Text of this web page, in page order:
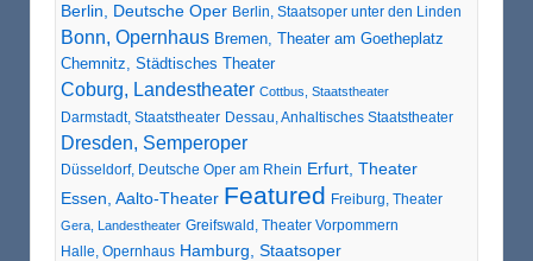
Berlin, Deutsche Oper Berlin, Staatsoper unter den Linden
Bonn, Opernhaus Bremen, Theater am Goetheplatz
Chemnitz, Städtisches Theater
Coburg, Landestheater Cottbus, Staatstheater
Darmstadt, Staatstheater Dessau, Anhaltisches Staatstheater
Dresden, Semperoper
Düsseldorf, Deutsche Oper am Rhein Erfurt, Theater
Essen, Aalto-Theater Featured Freiburg, Theater
Gera, Landestheater Greifswald, Theater Vorpommern
Halle, Opernhaus Hamburg, Staatsoper